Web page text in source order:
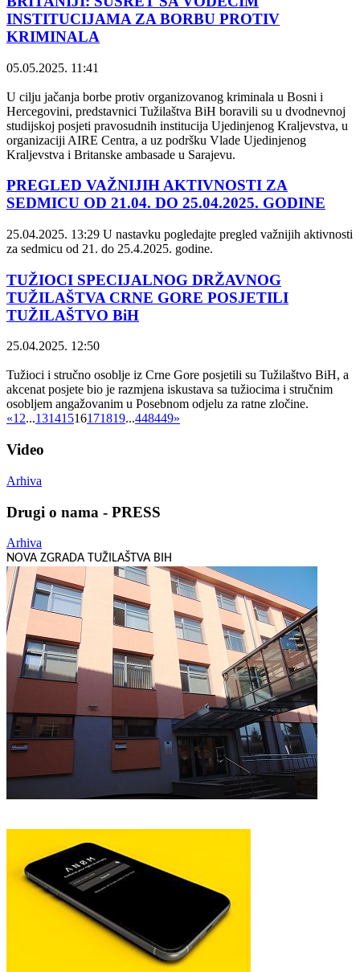
INSTITUCIJAMA ZA BORBU PROTIV
KRIMINALA
05.05.2025. 11:41
U cilju jačanja borbe protiv organizovanog kriminala u Bosni i
Hercegovini, predstavnici Tužilaštva BiH boravili su u dvodnevnoj
studijskoj posjeti pravosudnih institucija Ujedinjenog Kraljevstva, u
organizaciji AIRE Centra, a uz podršku Vlade Ujedinjenog
Kraljevstva i Britanske ambasade u Sarajevu.
PREGLED VAŽNIJIH AKTIVNOSTI ZA
SEDMICU OD 21.04. DO 25.04.2025. GODINE
25.04.2025. 13:29 U nastavku pogledajte pregled važnijih aktivnosti
za sedmicu od 21. do 25.4.2025. godine.
TUŽIOCI SPECIJALNOG DRŽAVNOG
TUŽILAŠTVA CRNE GORE POSJETILI
TUŽILAŠTVO BiH
25.04.2025. 12:50
Tužioci i stručno osoblje iz Crne Gore posjetili su Tužilaštvo BiH, a
akcenat posjete bio je razmjena iskustava sa tužiocima i stručnim
osobljem angažovanim u Posebnom odjelu za ratne zločine.
«12...13141516171819...448449»
Video
Arhiva
Drugi o nama - PRESS
Arhiva
NOVA ZGRADA TUŽILAŠTVA BIH